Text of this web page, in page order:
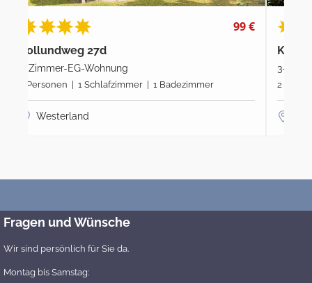
115 €
Kollundweg 25b
3-Zimmer-OG-Wohnung
2 Personen | 1 Schlafzimmer | 1 Badezimmer
Westerland
Fragen und Wünsche
Wir sind persönlich für Sie da.
Montag bis Samstag: